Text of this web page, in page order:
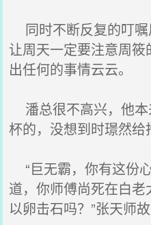
同时不断反复的叮嘱
让周天一定要注意周
出任何的事情云云。
潘总很不高兴，他
杯的，没想到时璟然给
“巨无霸，你有这份
道，你师傅尚死在白
以卵击石吗？”张天师故